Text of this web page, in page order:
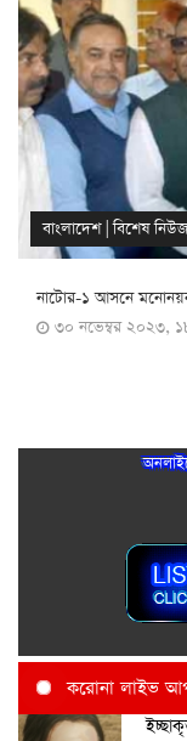
বাংলাদেশ|বিশেষ নিউজ
নাটোর-১ আসনে
৩০ নভেম্বর ২০২৩,
করোনা লাইভ